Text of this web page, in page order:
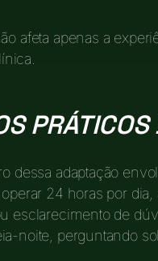
afeta apenas a
dessa adaptação
24 horas por
esclarecimento de
noite, perguntando